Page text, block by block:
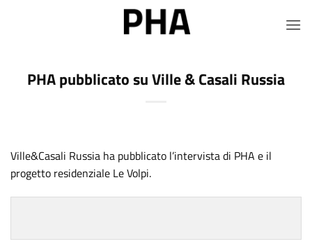
PHA pubblicato su Ville & Casali Russia
Ville&Casali Russia ha pubblicato l’intervista di PHA e il
progetto residenziale Le Volpi.